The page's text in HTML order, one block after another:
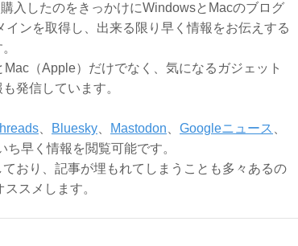
入したのをきっかけにWindowsとMacのブログ
インを取得し、出来る限り早く情報をお伝えする
（Apple）だけでなく、気になるガジェット
発信しています。
、 Bluesky、 Mastodon、 Googleニュース 、
早く情報を閲覧可能です。
おり、記事が埋もれてしまうことも多々あるの
スメします。